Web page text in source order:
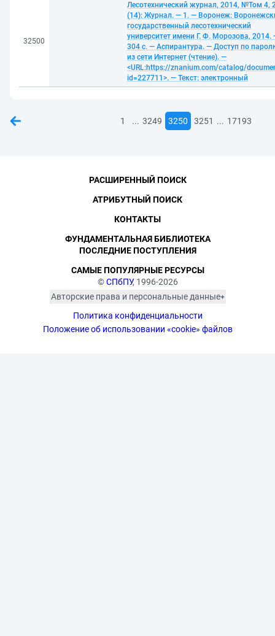
32500
Лесотехнический журнал, 2014, №Том 4,
(14): Журнал. — 1. — Воронеж:
государственный лесотехнический
университет имени Г. Ф. Морозова, 2014.
304 с. — Аспирантура. — Доступ по
из сети Интернет (чтение). —
<URL:https://znanium.com/catalog/
id=227711>. — Текст: электронный
1 ... 3249 3250 3251 ... 17193
©СПбПУ, 1996-2026
Авторские права и персональные данные
изображённых лиц в соответствии
с требованиями законодательства
Политика конфиденциальности
Положение об использовании «cookie» файлов
РАСШИРЕННЫЙ ПОИСК
АТРИБУТНЫЙ ПОИСК
КОНТАКТЫ
ФУНДАМЕНТАЛЬНАЯ БИБЛИОТЕКА
ПОСЛЕДНИЕ ПОСТУПЛЕНИЯ
САМЫЕ ПОПУЛЯРНЫЕ РЕСУРСЫ